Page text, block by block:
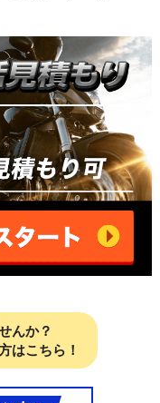
んか？
はこちら！